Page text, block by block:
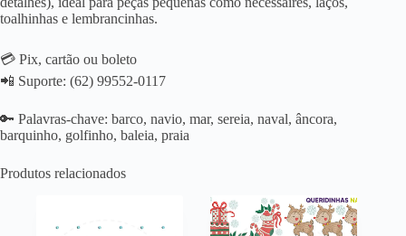
toalhinhas e lembrancinhas.
💳 Pix, cartão ou boleto
📲 Suporte: (62) 99552-0117
🔑 Palavras-chave: barco, navio, mar, sereia, naval, âncora,
barquinho, golfinho, baleia, praia
Produtos relacionados